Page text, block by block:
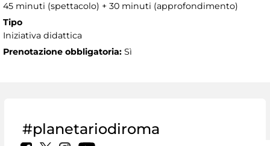
45 minuti (spettacolo) + 30 minuti (approfondimento)
Tipo
Iniziativa didattica
Prenotazione obbligatoria: Sì
#planetariodiroma